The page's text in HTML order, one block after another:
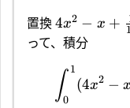
置換 4x2 − x +
って、積分
∫0
1
(4x2 − x